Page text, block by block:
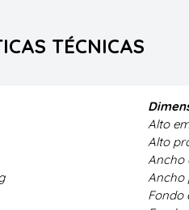
TÉCNICAS
Alto
Alto
Ancho
Fondo